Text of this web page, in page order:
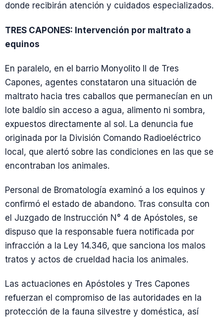
donde recibirán atención y cuidados especializados.
TRES CAPONES: Intervención por maltrato a
equinos
En paralelo, en el barrio Monyolito II de Tres
Capones, agentes constataron una situación de
maltrato hacia tres caballos que permanecían en un
lote baldío sin acceso a agua, alimento ni sombra,
expuestos directamente al sol. La denuncia fue
originada por la División Comando Radioeléctrico
local, que alertó sobre las condiciones en las que se
encontraban los animales.
Personal de Bromatología examinó a los equinos y
confirmó el estado de abandono. Tras consulta con
el Juzgado de Instrucción N° 4 de Apóstoles, se
dispuso que la responsable fuera notificada por
infracción a la Ley 14.346, que sanciona los malos
tratos y actos de crueldad hacia los animales.
Las actuaciones en Apóstoles y Tres Capones
refuerzan el compromiso de las autoridades en la
protección de la fauna silvestre y doméstica, así